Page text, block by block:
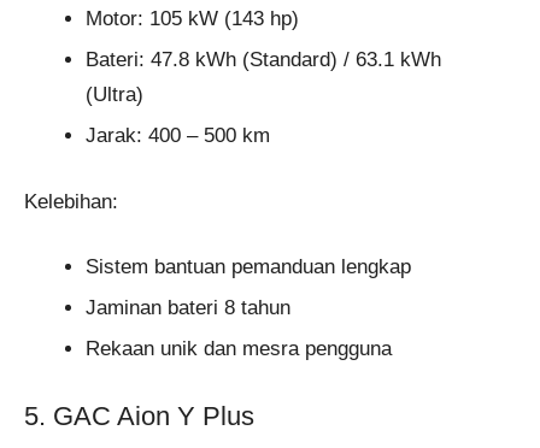
Motor: 105 kW (143 hp)
Bateri: 47.8 kWh (Standard) / 63.1 kWh
(Ultra)
Jarak: 400 – 500 km
Kelebihan:
Sistem bantuan pemanduan lengkap
Jaminan bateri 8 tahun
Rekaan unik dan mesra pengguna
5. GAC Aion Y Plus